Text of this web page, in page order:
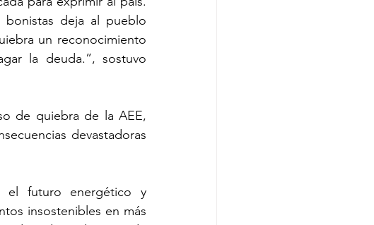
deja al pueblo
un reconocimiento
la deuda.”, sostuvo
de quiebra de la AEE,
devastadoras
el futuro energético y
insostenibles en más